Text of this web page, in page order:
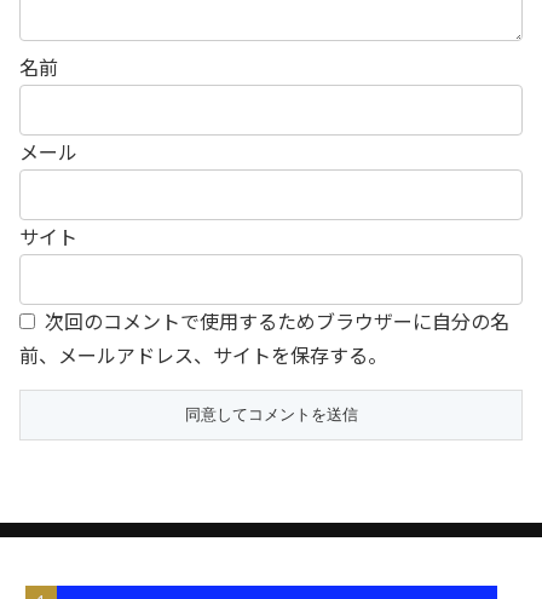
名前
メール
サイト
次回のコメントで使用するためブラウザーに自分の名
前、メールアドレス、サイトを保存する。